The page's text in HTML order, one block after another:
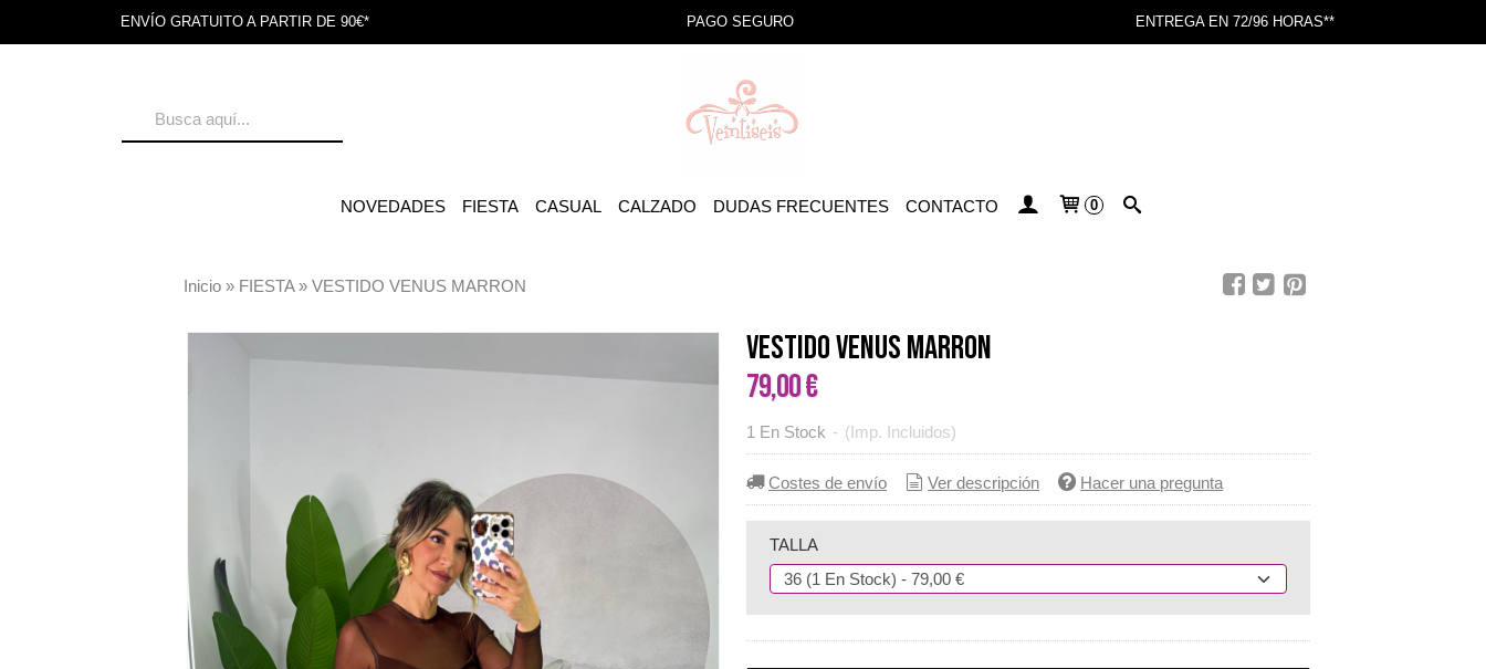
ENVÍO GRATUITO A PARTIR DE 90€* PAGO SEGURO ENTREGA EN 72/96 HORAS**
NOVEDADES FIESTA CASUAL CALZADO DUDAS FRECUENTES CONTACTO 0
Inicio» FIESTA» VESTIDO VENUS MARRON
VESTIDO VENUS MARRON
79,00 €
1 En Stock - (Imp. Incluidos)
Costes de envío Ver descripción Hacer una pregunta
TALLA